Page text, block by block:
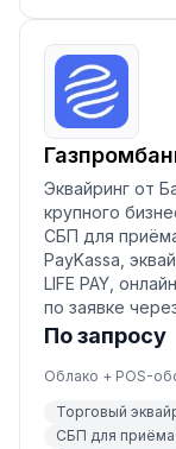
Эквайринг от
крупного
СБП для
PayKassa,
LIFE PAY,
по заявке
По запросу
Облако + POS-
Торговый
СБП для приёма